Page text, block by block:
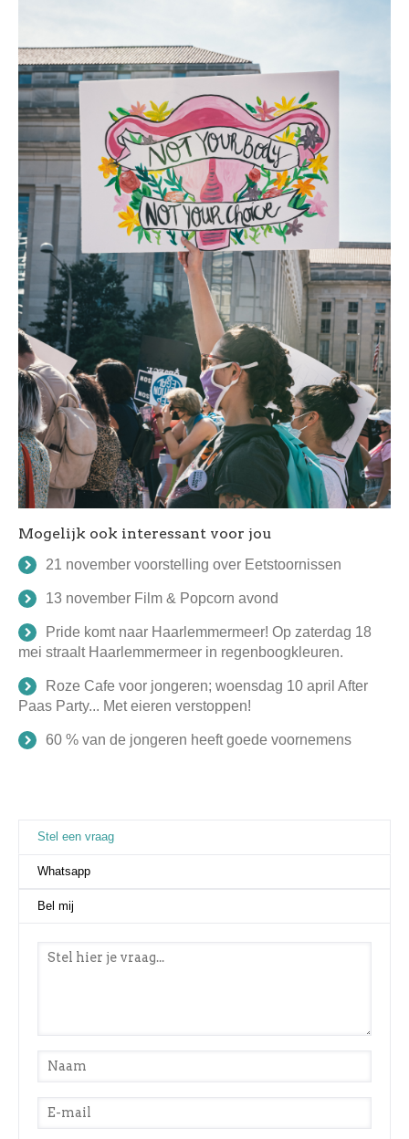
Mogelijk ook interessant voor jou
21 november voorstelling over Eetstoornissen
13 november Film & Popcorn avond
Pride komt naar Haarlemmermeer! Op zaterdag 18
mei straalt Haarlemmermeer in regenboogkleuren.
Roze Cafe voor jongeren; woensdag 10 april After
Paas Party... Met eieren verstoppen!
60 % van de jongeren heeft goede voornemens
Stel een vraag
Whatsapp
Bel mij
Stel een vraag
Naam
E-mail*